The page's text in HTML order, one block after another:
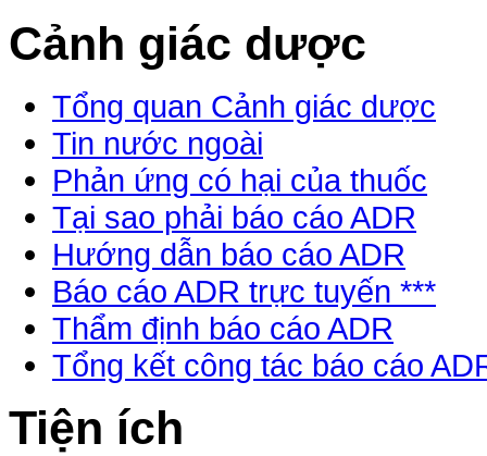
Cảnh giác dược
Tổng quan Cảnh giác dược
Tin nước ngoài
Phản ứng có hại của thuốc
Tại sao phải báo cáo ADR
Hướng dẫn báo cáo ADR
Báo cáo ADR trực tuyến ***
Thẩm định báo cáo ADR
Tổng kết công tác báo cáo
Tiện ích